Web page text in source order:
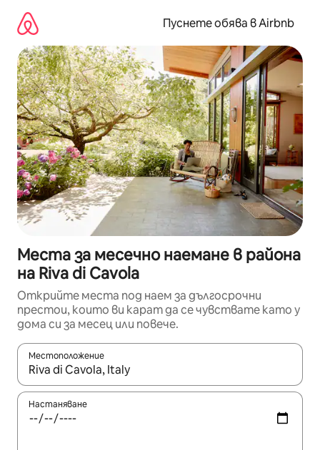
съдържанието
Пуснете обява в Airbnb
Места за месечно наемане в района
на Riva di Cavola
Открийте места под наем за дългосрочни
престои, които ви карат да се чувствате като у
дома си за месец или повече.
Местоположение
Когато резултатите се покажат, използвайте
Настаняване